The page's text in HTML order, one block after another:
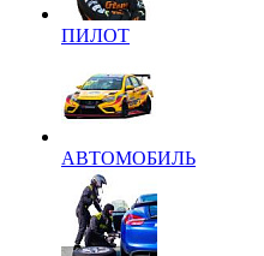
ПИЛОТ
АВТОМОБИЛЬ